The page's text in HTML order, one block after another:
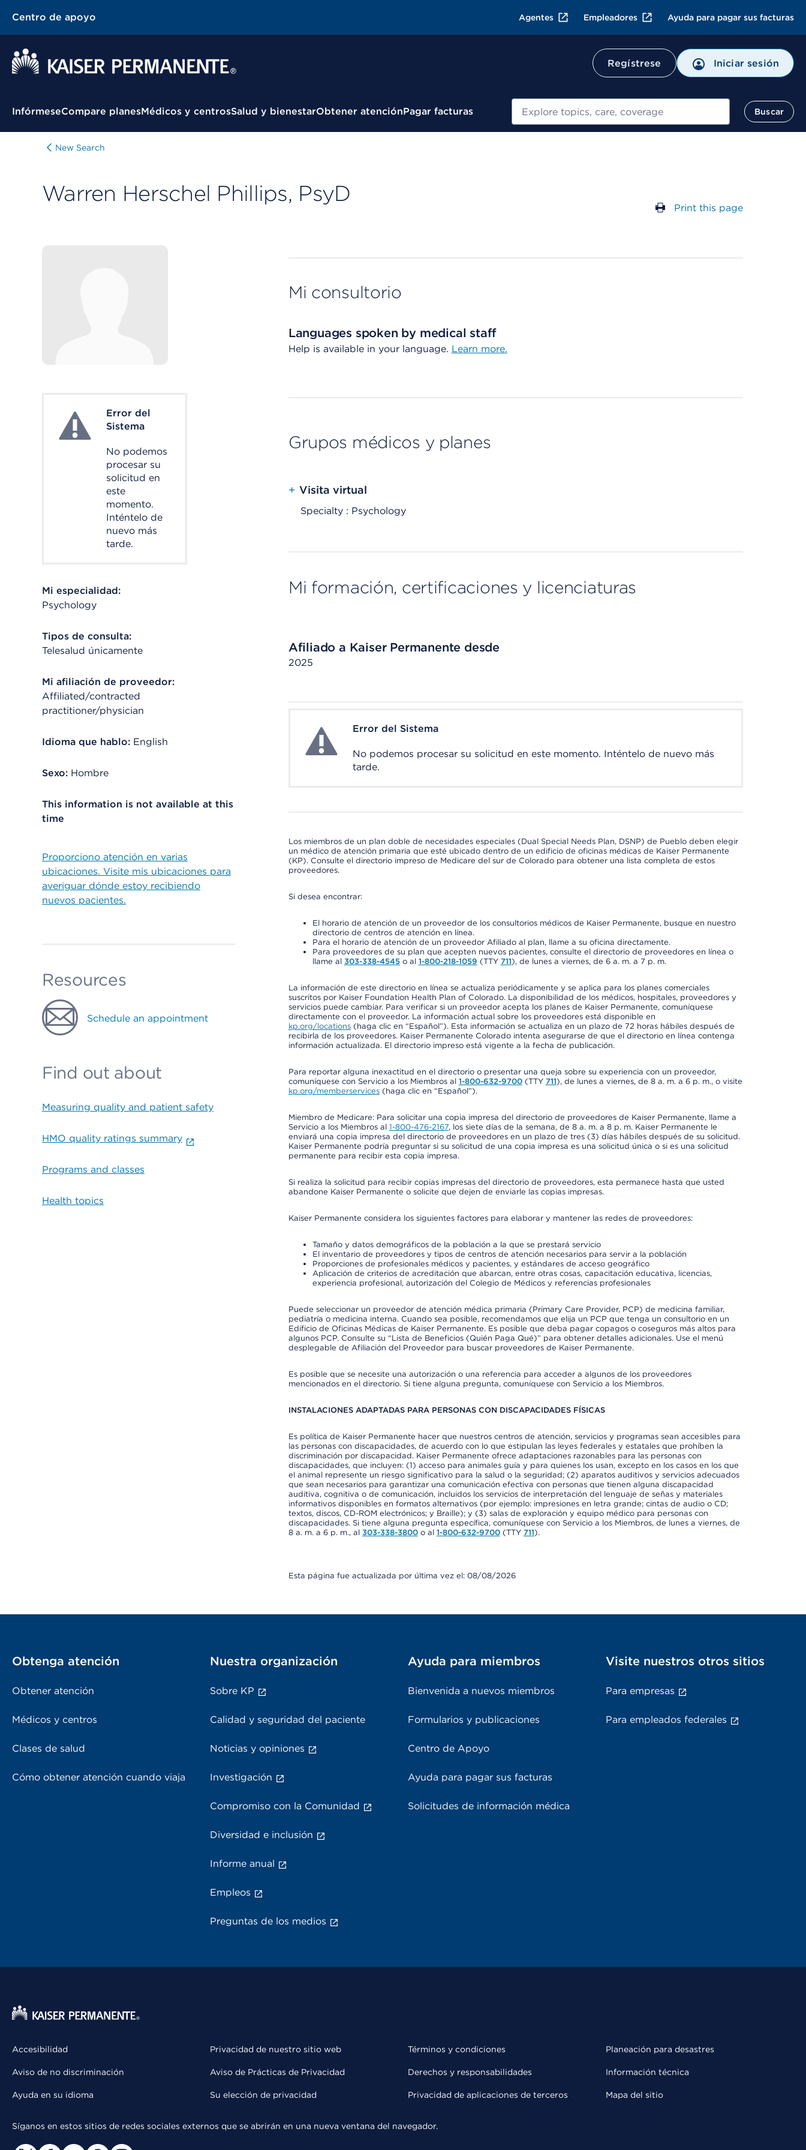
Centro de apoyo Agentes Empleadores Ayuda para pagar sus facturas
Regístrese Iniciar sesión
Menú contextual
InfórmeseCompare planesMédicos y centrosSalud y bienestarObtener atenciónPagar facturas Buscar
Buscar
New Search
Warren Herschel Phillips, PsyD
Print this page
System ErrorError del
Sistema
No podemos
procesar su
solicitud en
este
momento.
Inténtelo de
nuevo más
tarde.
Mi especialidad:
Psychology
Tipos de consulta:
Telesalud únicamente
Mi afiliación de proveedor:
Affiliated/contracted
practitioner/physician
Idioma que hablo: English
Sexo: Hombre
This information is not available at this
time
Proporciono atención en varias
ubicaciones. Visite mis ubicaciones para
averiguar dónde estoy recibiendo
nuevos pacientes.
Resources
Schedule an appointment
Find out about
Measuring quality and patient safety
HMO quality ratings summary
Programs and classes
Health topics
Mi consultorio
Languages spoken by medical staff
Help is available in your language. Learn more.
Grupos médicos y planes
+ Visita virtual
Specialty : Psychology
Mi formación, certificaciones y licenciaturas
Afiliado a Kaiser Permanente desde
2025
System ErrorError del Sistema
No podemos procesar su solicitud en este momento. Inténtelo de nuevo más
tarde.
Los miembros de un plan doble de necesidades especiales (Dual Special Needs Plan, DSNP) de Pueblo deben elegir
un médico de atención primaria que esté ubicado dentro de un edificio de oficinas médicas de Kaiser Permanente
(KP). Consulte el directorio impreso de Medicare del sur de Colorado para obtener una lista completa de estos
proveedores.
Si desea encontrar:
El horario de atención de un proveedor de los consultorios médicos de Kaiser Permanente, busque en nuestro
directorio de centros de atención en línea.
Para el horario de atención de un proveedor Afiliado al plan, llame a su oficina directamente.
Para proveedores de su plan que acepten nuevos pacientes, consulte el directorio de proveedores en línea o
llame al 303-338-4545o al 1-800-218-1059 (TTY 711), de lunes a viernes, de 6 a. m. a 7 p. m.
La información de este directorio en línea se actualiza periódicamente y se aplica para los planes comerciales
suscritos por Kaiser Foundation Health Plan of Colorado. La disponibilidad de los médicos, hospitales, proveedores y
servicios puede cambiar. Para verificar si un proveedor acepta los planes de Kaiser Permanente, comuníquese
directamente con el proveedor. La información actual sobre los proveedores está disponible en
kp.org/locations(haga clic en “Español”). Esta información se actualiza en un plazo de 72 horas hábiles después de
recibirla de los proveedores. Kaiser Permanente Colorado intenta asegurarse de que el directorio en línea contenga
información actualizada. El directorio impreso está vigente a la fecha de publicación.
Para reportar alguna inexactitud en el directorio o presentar una queja sobre su experiencia con un proveedor,
comuníquese con Servicio a los Miembros al 1-800-632-9700(TTY 711), de lunes a viernes, de 8 a. m. a 6 p. m., o visite
kp.org/memberservices(haga clic en “Español”).
Miembro de Medicare: Para solicitar una copia impresa del directorio de proveedores de Kaiser Permanente, llame a
Servicio a los Miembros al 1-800-476-2167, los siete días de la semana, de 8 a. m. a 8 p. m. Kaiser Permanente le
enviará una copia impresa del directorio de proveedores en un plazo de tres (3) días hábiles después de su solicitud.
Kaiser Permanente podría preguntar si su solicitud de una copia impresa es una solicitud única o si es una solicitud
permanente para recibir esta copia impresa.
Si realiza la solicitud para recibir copias impresas del directorio de proveedores, esta permanece hasta que usted
abandone Kaiser Permanente o solicite que dejen de enviarle las copias impresas.
Kaiser Permanente considera los siguientes factores para elaborar y mantener las redes de proveedores:
Tamaño y datos demográficos de la población a la que se prestará servicio
El inventario de proveedores y tipos de centros de atención necesarios para servir a la población
Proporciones de profesionales médicos y pacientes, y estándares de acceso geográfico
Aplicación de criterios de acreditación que abarcan, entre otras cosas, capacitación educativa, licencias,
experiencia profesional, autorización del Colegio de Médicos y referencias profesionales
Puede seleccionar un proveedor de atención médica primaria (Primary Care Provider, PCP) de medicina familiar,
pediatría o medicina interna. Cuando sea posible, recomendamos que elija un PCP que tenga un consultorio en un
Edificio de Oficinas Médicas de Kaiser Permanente. Es posible que deba pagar copagos o coseguros más altos para
algunos PCP. Consulte su “Lista de Beneficios (Quién Paga Qué)” para obtener detalles adicionales. Use el menú
desplegable de Afiliación del Proveedor para buscar proveedores de Kaiser Permanente.
Es posible que se necesite una autorización o una referencia para acceder a algunos de los proveedores
mencionados en el directorio. Si tiene alguna pregunta, comuníquese con Servicio a los Miembros.
INSTALACIONES ADAPTADAS PARA PERSONAS CON DISCAPACIDADES FÍSICAS
Es política de Kaiser Permanente hacer que nuestros centros de atención, servicios y programas sean accesibles para
las personas con discapacidades, de acuerdo con lo que estipulan las leyes federales y estatales que prohíben la
discriminación por discapacidad. Kaiser Permanente ofrece adaptaciones razonables para las personas con
discapacidades, que incluyen: (1) acceso para animales guía y para quienes los usan, excepto en los casos en los que
el animal represente un riesgo significativo para la salud o la seguridad; (2) aparatos auditivos y servicios adecuados
que sean necesarios para garantizar una comunicación efectiva con personas que tienen alguna discapacidad
auditiva, cognitiva o de comunicación, incluidos los servicios de interpretación del lenguaje de señas y materiales
informativos disponibles en formatos alternativos (por ejemplo: impresiones en letra grande; cintas de audio o CD;
textos, discos, CD-ROM electrónicos; y Braille); y (3) salas de exploración y equipo médico para personas con
discapacidades. Si tiene alguna pregunta específica, comuníquese con Servicio a los Miembros, de lunes a viernes, de
8 a. m. a 6 p. m., al 303-338-3800o al 1-800-632-9700(TTY 711).
Esta página fue actualizada por última vez el: 08/08/2026
Obtenga atención
Obtener atención
Médicos y centros
Clases de salud
Cómo obtener atención cuando viaja
Nuestra organización
Sobre KP
Calidad y seguridad del paciente
Noticias y opiniones
Investigación
Compromiso con la Comunidad
Diversidad e inclusión
Informe anual
Empleos
Preguntas de los medios
Ayuda para miembros
Bienvenida a nuevos miembros
Formularios y publicaciones
Centro de Apoyo
Ayuda para pagar sus facturas
Solicitudes de información médica
Visite nuestros otros sitios
Para empresas
Para empleados federales
Accesibilidad
Aviso de no discriminación
Ayuda en su idioma
Privacidad de nuestro sitio web
Aviso de Prácticas de Privacidad
Su elección de privacidad
Términos y condiciones
Derechos y responsabilidades
Privacidad de aplicaciones de terceros
Planeación para desastres
Información técnica
Mapa del sitio
Síganos en estos sitios de redes sociales externos que se abrirán en una nueva ventana del navegador.